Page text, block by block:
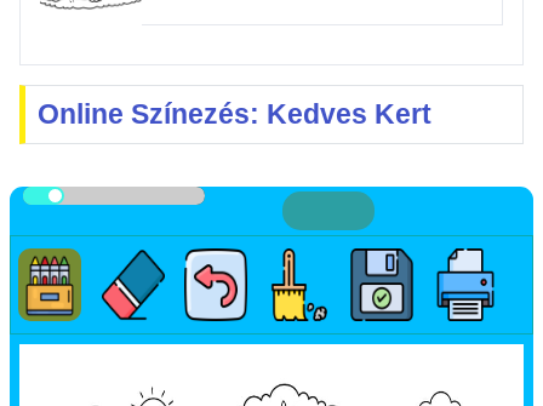
Online Színezés: Kedves Kert